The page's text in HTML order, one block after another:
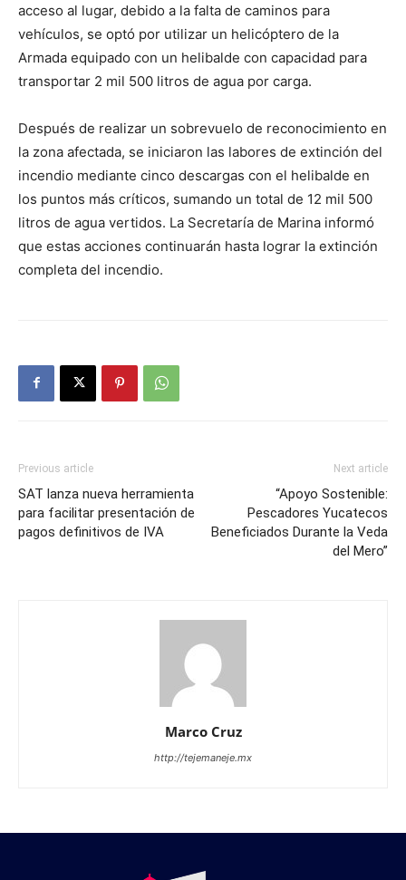
acceso al lugar, debido a la falta de caminos para
vehículos, se optó por utilizar un helicóptero de la
Armada equipado con un helibalde con capacidad para
transportar 2 mil 500 litros de agua por carga.
Después de realizar un sobrevuelo de reconocimiento en
la zona afectada, se iniciaron las labores de extinción del
incendio mediante cinco descargas con el helibalde en
los puntos más críticos, sumando un total de 12 mil 500
litros de agua vertidos. La Secretaría de Marina informó
que estas acciones continuarán hasta lograr la extinción
completa del incendio.
Previous article
SAT lanza nueva herramienta
para facilitar presentación de
pagos definitivos de IVA
Next article
“Apoyo Sostenible:
Pescadores Yucatecos
Beneficiados Durante la Veda
del Mero”
Marco Cruz
http://tejemaneje.mx